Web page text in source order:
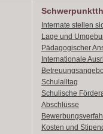
Internate stellen
Lage und
Pädagogischer
Internationale
Schulalltag
Schulische
Abschlüsse
Kosten und